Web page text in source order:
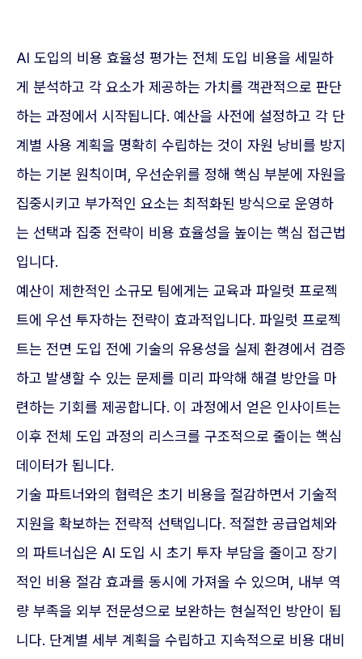
AI 도입의 비용 효율성 평가는 전체 도입 비용을 세밀하
게 분석하고 각 요소가 제공하는 가치를 객관적으로 판단
하는 과정에서 시작됩니다. 예산을 사전에 설정하고 각 단
계별 사용 계획을 명확히 수립하는 것이 자원 낭비를 방지
하는 기본 원칙이며, 우선순위를 정해 핵심 부분에 자원을
집중시키고 부가적인 요소는 최적화된 방식으로 운영하
는 선택과 집중 전략이 비용 효율성을 높이는 핵심 접근법
입니다.
예산이 제한적인 소규모 팀에게는 교육과 파일럿 프로젝
트에 우선 투자하는 전략이 효과적입니다. 파일럿 프로젝
트는 전면 도입 전에 기술의 유용성을 실제 환경에서 검증
하고 발생할 수 있는 문제를 미리 파악해 해결 방안을 마
련하는 기회를 제공합니다. 이 과정에서 얻은 인사이트는
이후 전체 도입 과정의 리스크를 구조적으로 줄이는 핵심
데이터가 됩니다.
기술 파트너와의 협력은 초기 비용을 절감하면서 기술적
지원을 확보하는 전략적 선택입니다. 적절한 공급업체와
의 파트너십은 AI 도입 시 초기 투자 부담을 줄이고 장기
적인 비용 절감 효과를 동시에 가져올 수 있으며, 내부 역
량 부족을 외부 전문성으로 보완하는 현실적인 방안이 됩
니다. 단계별 세부 계획을 수립하고 지속적으로 비용 대비